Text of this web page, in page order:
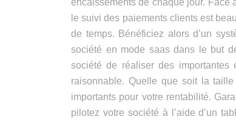
encaissements de chaque jour. Face
le suivi des paiements clients est
de temps. Bénéficiez alors d’un
société en mode saas dans le but
société de réaliser des
raisonnable. Quelle que soit la
importants pour votre rentabilité.
pilotez votre société à l’aide d’un